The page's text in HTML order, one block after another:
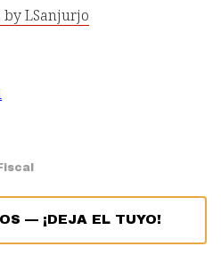
by LSanjurjo
— ¡DEJA EL TUYO!